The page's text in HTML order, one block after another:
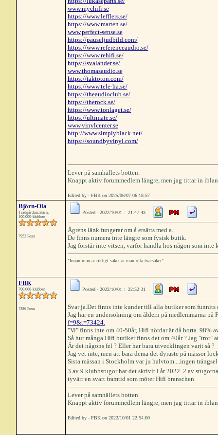
www.mychifi.se
https://www.lefflers.se/
https://www.marten.se/
www.perfect-sense.se
https://pauseljudbild.com/
https://www.referenceaudio.se/
https://www.rehifi.se/
https://svalander.se/
www.thomasaudio.se
https://taktoton.com/
https://www.tele-ha.se/
https://theaudioclub.se/
https://therock.se/
https://www.tonlaget.se/
https://ultimate.se/
www.vinylcenter.se
http://www.simplyblack.net/
https://soundbyvinyl.com/
Lever på samhällets botten.
Knappt aktiv forummedlem längre, men jag tittar in
Edited by - FBK on 2025/06/07 06:18:57
Björn-Ola
Trädgårdsmästarn,
100.000-klubben
7953 Posts
Posted - 2022/10/01 : 21:47:43
Ågrens länk fungerar om å ersätts med a.
De finns numera inte längre som fysisk butik.
Jag förstår inte vitsen, varför handla hos någon som
"Innan man är riktigt säker är man ofta tvärsäker"
FBK
700.000-klubben
7386 Posts
Posted - 2022/10/01 : 22:52:31
Svar ja.Det finns inte kunder till alla butiker som
Jag har en undersökning om åldern på medlemmarna
f=9&t=73424.
"Vi" finns inte om 40-50år, Hifi nördar är då borta. 98%
Så hur många Hifi butiker finns det om 40år ? Jag "tror"
Är det någons fel ? Eller har bara utvecklingen varit så ?
Jag vet inte, men att bara dema det dyraste på mässor
Sista mässan i Stockholm var ju halvtom....ingen
3 av 9 klubbstugor har det skrivit i år 2022. 2 av
tyvärr en svart framtid som möter Hifi branschen.
Lever på samhällets botten.
Knappt aktiv forummedlem längre, men jag tittar in
Edited by - FBK on 2022/10/01 22:54:00